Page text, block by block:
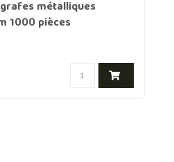
métalliques
1000 pièces